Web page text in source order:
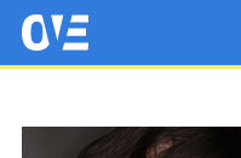
Saltar al contenido principal
OtrasVocesenEducacion.org